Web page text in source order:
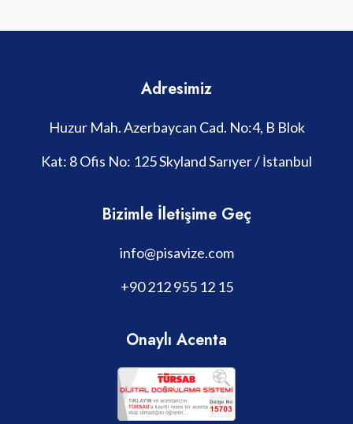
Adresimiz
Huzur Mah. Azerbaycan Cad. No:4, B Blok
Kat: 8 Ofis No: 125 Skyland Sarıyer / İstanbul
Bizimle İletişime Geç
info@pisavize.com
+90 212 955 12 15
Onaylı Acenta